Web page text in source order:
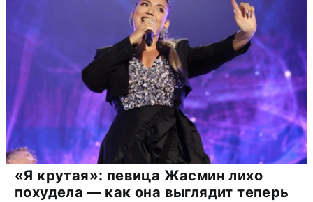
«Я крутая»: певица Жасмин лихо
похудела — как она выглядит теперь